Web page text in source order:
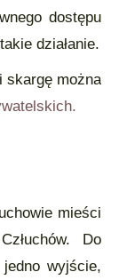
dostępu
działanie.
skargę można
mieści
Do
wyjście,